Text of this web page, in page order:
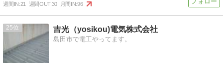
週間IN:21 週間OUT:30 月間IN:96
25 吉光（yosikou)電気株式会社
島田市で電工やってます。